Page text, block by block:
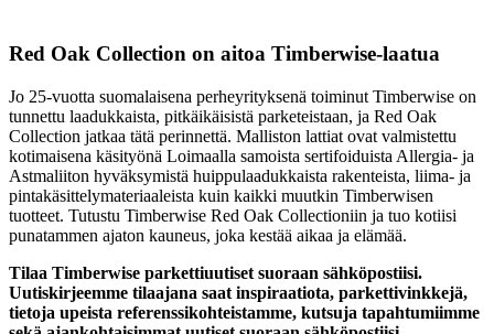
Red Oak Collection on aitoa Timberwise-laatua
Jo 25-vuotta suomalaisena perheyrityksenä toiminut Timberwise on
tunnettu laadukkaista, pitkäikäisistä parketeistaan, ja Red Oak
Collection jatkaa tätä perinnettä. Malliston lattiat ovat valmistettu
kotimaisena käsityönä Loimaalla samoista sertifoiduista Allergia- ja
Astmaliiton hyväksymistä huippulaadukkaista rakenteista, liima- ja
pintakäsittelymateriaaleista kuin kaikki muutkin Timberwisen
tuotteet. Tutustu Timberwise Red Oak Collectioniin ja tuo kotiisi
punatammen ajaton kauneus, joka kestää aikaa ja elämää.
Tilaa Timberwise parkettiuutiset suoraan sähköpostiisi.
Uutiskirjeemme tilaajana saat inspiraatiota, parkettivinkkejä,
tietoja upeista referenssikohteistamme, kutsuja tapahtumiimme